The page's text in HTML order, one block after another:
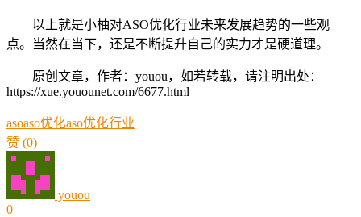
以上就是小柚对ASO优化行业未来发展趋势的一些观
点。当然在当下，还是不断提升自己的实力才是硬道理。
原创文章，作者：youou，如若转载，请注明出处：
https://xue.youounet.com/6677.html
asoaso优化aso优化行业
赞 (0)
youou
0